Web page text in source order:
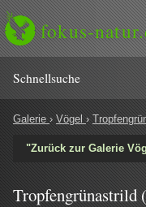
fokus-
Schnell­suche
Galerie › Vögel ›
"Zurück zur Galerie
Tropfengrünastrild